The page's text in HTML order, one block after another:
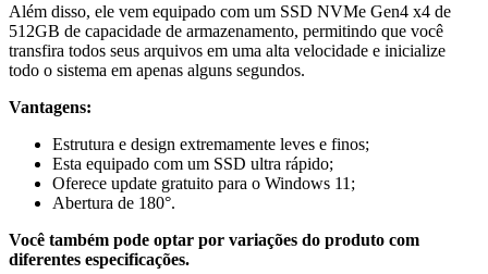
Além disso, ele vem equipado com um SSD NVMe Gen4 x4 de
512GB de capacidade de armazenamento, permitindo que você
transfira todos seus arquivos em uma alta velocidade e inicialize
todo o sistema em apenas alguns segundos.
Vantagens:
Estrutura e design extremamente leves e finos;
Esta equipado com um SSD ultra rápido;
Oferece update gratuito para o Windows 11;
Abertura de 180°.
Você também pode optar por variações do produto com
diferentes especificações.